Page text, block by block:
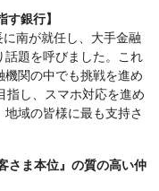
銀行】
南が就任し、大手金融
題を呼びました。これ
関の中でも挑戦を進め
指し、スマホ対応を進め
域の皆様に最も支持さ
さま本位』の質の高い仲